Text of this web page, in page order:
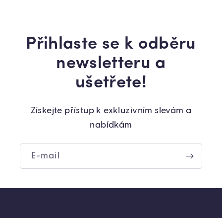
Přihlaste se k odběru
newsletteru a
ušetřete!
Získejte přístup k exkluzivním slevám a
nabídkám
E-mail